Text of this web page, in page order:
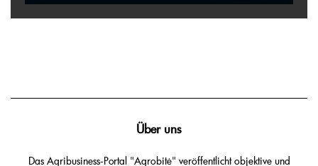
Über uns
Das Agribusiness-Portal "Agrobitė" veröffentlicht objektive und